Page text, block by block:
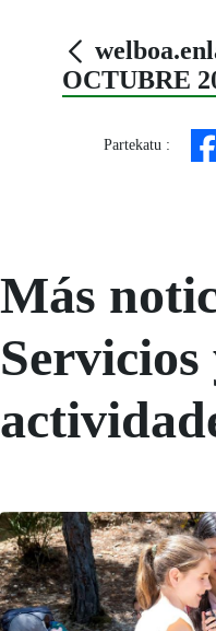
OCTUBRE
Partekatu :
Más
Servicios